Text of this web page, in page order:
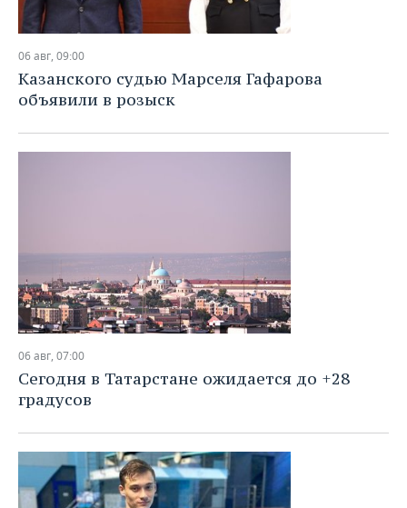
06 авг, 09:00
Казанского судью Марселя Гафарова
объявили в розыск
06 авг, 07:00
Сегодня в Татарстане ожидается до +28
градусов